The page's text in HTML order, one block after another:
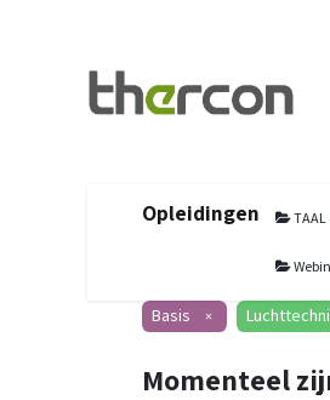
Opleidingen TAAL
Basis ×
Momenteel